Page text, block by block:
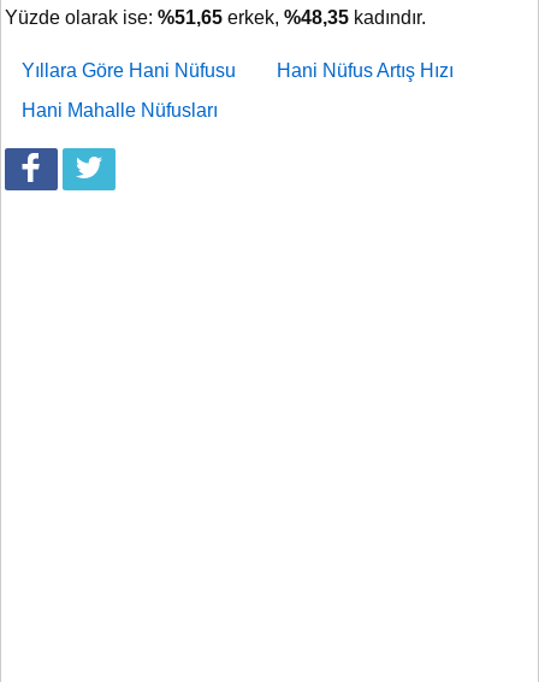
Yüzde olarak ise: %51,65 erkek, %48,35 kadındır.
Yıllara Göre Hani Nüfusu
Hani Nüfus Artış Hızı
Hani Mahalle Nüfusları